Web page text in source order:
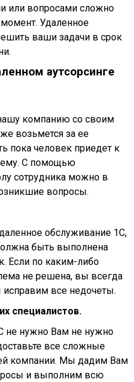
или вопросами сложно
Удаленное
ваши задачи в срок
аутсорсинге
компанию со своим
возьмется за ее
пока человек приедет к
С помощью
сотрудника можно в
вопросы.
обслуживание 1С,
быть выполнена
Если по каким-либо
не решена, вы всегда
все недочеты.
специалистов.
не нужно Вам не нужно
все сложные
компании. Мы дадим Вам
и выполним всю